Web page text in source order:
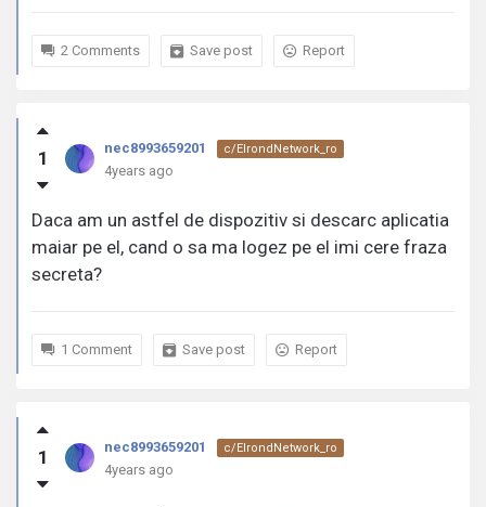
2 Comments Save post Report
1 nec8993659201 c/ElrondNetwork_ro
4years ago
Daca am un astfel de dispozitiv si descarc aplicatia
maiar pe el, cand o sa ma logez pe el imi cere fraza
secreta?
1 Comment Save post Report
1 nec8993659201 c/ElrondNetwork_ro
4years ago